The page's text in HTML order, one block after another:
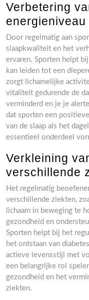
Verbetering
energieniveau
Door regelmatig aan
slaapkwaliteit en het
ervaren. Sporten helpt
kan leiden tot een
zorgt lichamelijke
vitaliteit gedurende de
verminderd en je je
dat sporten een
van de slaap als het
essentieel onderdeel
Verkleining
verschillende
Het regelmatig
verschillende ziekten,
lichaam in beweging te
gezondheid en
Sporten helpt bij het
het ontstaan van
actieve levensstijl met
een belangrijke rol
gezondheid en het
ziekten.